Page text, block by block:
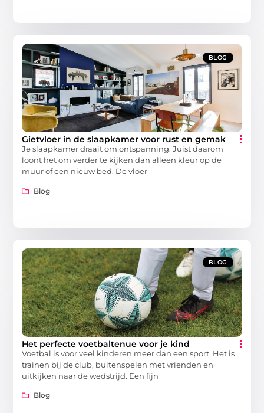
BLOG
Gietvloer in de slaapkamer voor rust en gemak
Je slaapkamer draait om ontspanning. Juist daarom
loont het om verder te kijken dan alleen kleur op de
muur of een nieuw bed. De vloer
Blog
BLOG
Het perfecte voetbaltenue voor je kind
Voetbal is voor veel kinderen meer dan een sport. Het is
trainen bij de club, buitenspelen met vrienden en
uitkijken naar de wedstrijd. Een fijn
Blog